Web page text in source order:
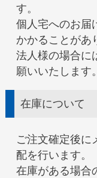
す。
個人宅へのお届
かかることがあ
法人様の場合に
願いいたします。
在庫について
ご注文確定後に
配を行います。
在庫がある場合